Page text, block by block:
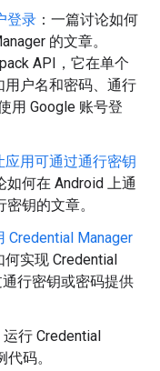
登录 ：一篇讨论如何
的文章。
API，它在单个
户名和密码、通行
用 Google 账号登
应用可通过通行密钥
如何在 Android 上通
钥的文章。
Credential Manager
何实现 Credential
行密钥或密码提供
运行 Credential
码。